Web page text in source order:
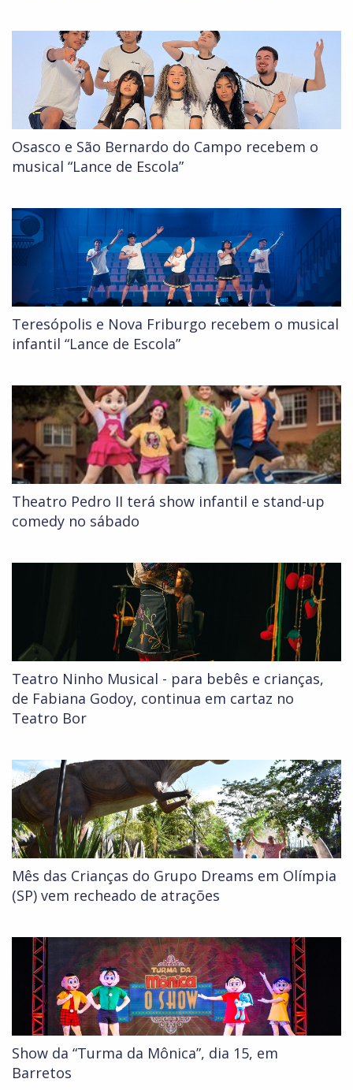
Osasco e São Bernardo do Campo recebem o
musical “Lance de Escola”
Teresópolis e Nova Friburgo recebem o musical
infantil “Lance de Escola”
Theatro Pedro II terá show infantil e stand-up
comedy no sábado
Teatro Ninho Musical - para bebês e crianças,
de Fabiana Godoy, continua em cartaz no
Teatro Bor
Mês das Crianças do Grupo Dreams em Olímpia
(SP) vem recheado de atrações
Show da “Turma da Mônica”, dia 15, em
Barretos